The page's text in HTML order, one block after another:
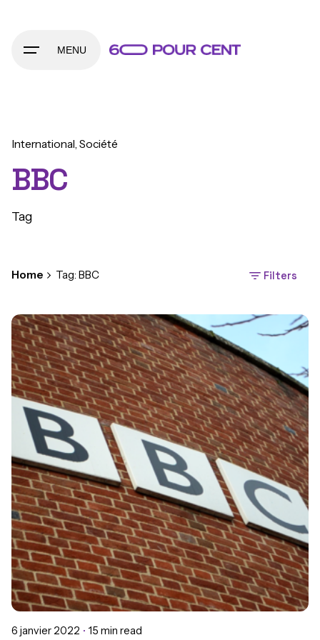
content
MENU
International Société
BBC
Tag
Home Tag: BBC Filters
Posted by
Ferdinand Chenot
6 janvier 2022 15 min read